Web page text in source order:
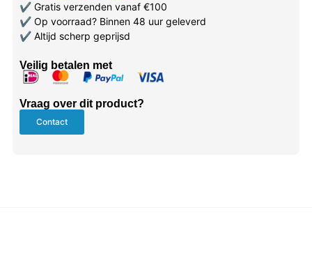
✔Gratis verzenden vanaf €100
✔Op voorraad? Binnen 48 uur geleverd
✔Altijd scherp geprijsd
Veilig betalen met
Vraag over dit product?
Contact